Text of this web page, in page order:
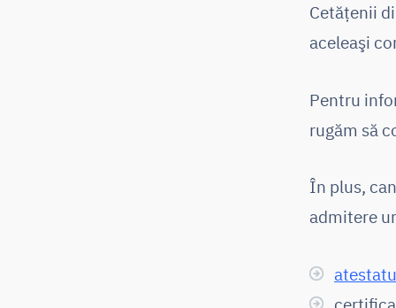
Cetăţenii
aceleaşi
Pentru
rugăm să
În plus,
admitere